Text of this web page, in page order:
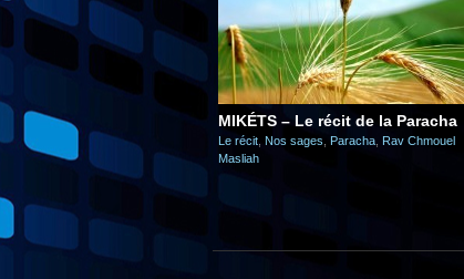
MIKÉTS – Le récit de la Paracha
Le récit Nos sages Paracha Rav Chmouel
Masliah